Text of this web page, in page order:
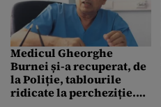
Medicul Gheorghe
Burnei și-a recuperat, de
la Poliție, tablourile
ridicate la percheziție.